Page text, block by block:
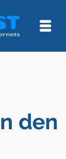
den